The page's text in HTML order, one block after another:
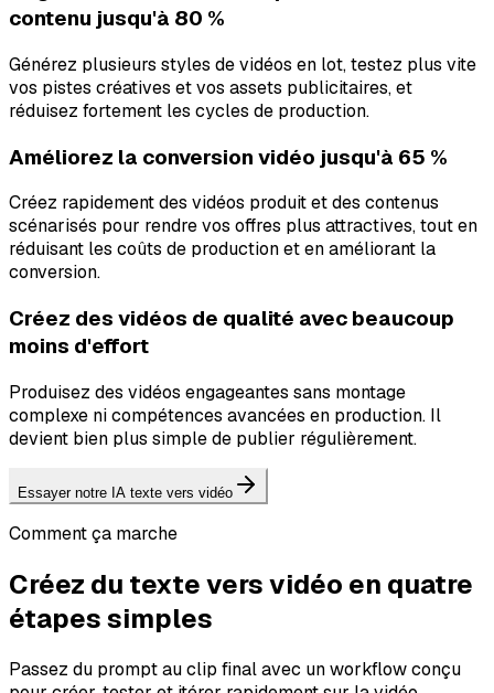
contenu jusqu'à 80 %
Générez plusieurs styles de vidéos en lot, testez plus vite
vos pistes créatives et vos assets publicitaires, et
réduisez fortement les cycles de production.
Améliorez la conversion vidéo jusqu'à 65 %
Créez rapidement des vidéos produit et des contenus
scénarisés pour rendre vos offres plus attractives, tout en
réduisant les coûts de production et en améliorant la
conversion.
Créez des vidéos de qualité avec beaucoup
moins d'effort
Produisez des vidéos engageantes sans montage
complexe ni compétences avancées en production. Il
devient bien plus simple de publier régulièrement.
Essayer notre IA texte vers vidéo
Comment ça marche
Créez du texte vers vidéo en quatre
étapes simples
Passez du prompt au clip final avec un workflow conçu